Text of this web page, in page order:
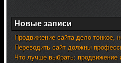
Новые записи
Продвижение сайта дело тонкое,
Переводить сайт должны
Что лучше выбрать: продвижение